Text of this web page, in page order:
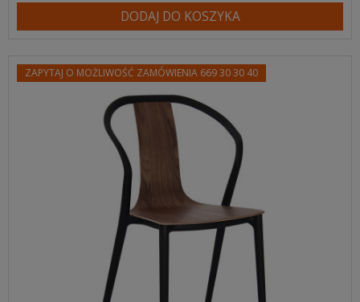
DODAJ DO KOSZYKA
ZAPYTAJ O MOŻLIWOŚĆ ZAMÓWIENIA 669 30 30 40